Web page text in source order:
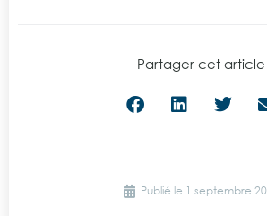
Partager cet article
Publié le 1 septembre